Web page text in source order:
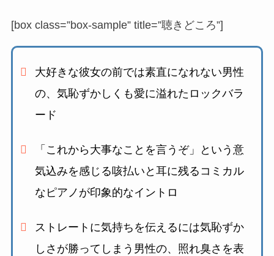
[box class=”box-sample” title=”聴きどころ”]
大好きな彼女の前では素直になれない男性
の、 気恥ずかしくも愛に溢れたロックバラ
ード
「これから大事なことを言うぞ」という意
気込みを感じる咳払いと耳に残るコミカル
なピアノが印象的なイントロ
ストレートに気持ちを伝えるには気恥ずか
しさが勝ってしまう男性の、 照れ臭さを表